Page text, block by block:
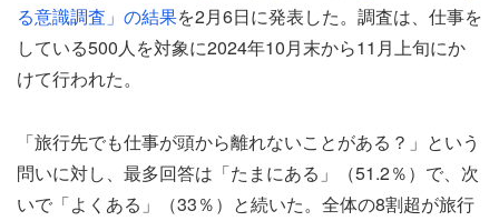
る意識調査」の結果を2月6日に発表した。調査は、仕事を
している500人を対象に2024年10月末から11月上旬にか
けて行われた。
「旅行先でも仕事が頭から離れないことがある？」という
問いに対し、最多回答は「たまにある」（51.2％）で、次
いで「よくある」（33％）と続いた。全体の8割超が旅行